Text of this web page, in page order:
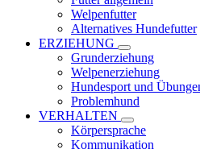
Welpenfutter
Alternatives Hundefutter
ERZIEHUNG
Grunderziehung
Welpenerziehung
Hundesport und
Problemhund
VERHALTEN
Körpersprache
Kommunikation